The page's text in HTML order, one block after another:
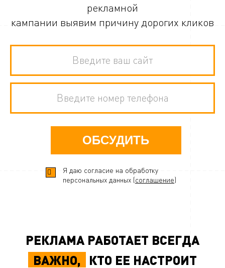
рекламной
кампании выявим причину дорогих кликов
Я даю согласие на обработку
персональных данных (соглашение)
ОБСУДИТЬ
РЕКЛАМА РАБОТАЕТ ВСЕГДА
ВАЖНО,
КТО ЕЕ НАСТРОИТ